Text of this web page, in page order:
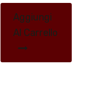
Aggiungi
Al Carrello